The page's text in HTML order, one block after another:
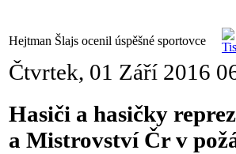
Hejtman Šlajs ocenil úspěšné sportovce
Čtvrtek, 01 Září 2016
Hasiči a hasičky
a Mistrovství Čr v